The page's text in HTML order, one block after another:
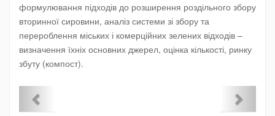
формулювання підходів до розширення роздільного збору
вторинної сировини, аналіз системи зі збору та
перероблення міських і комерційних зелених відходів –
визначення їхніх основних джерел, оцінка кількості, ринку
збуту (компост).